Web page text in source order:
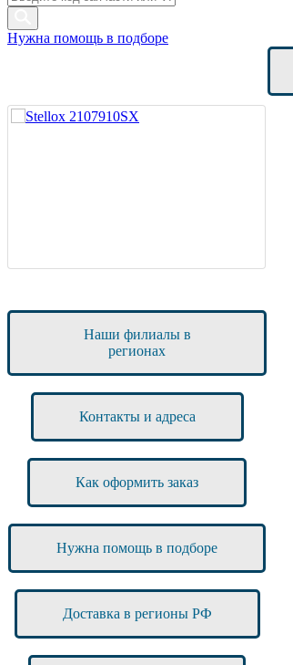
Нужна помощь в подборе
Наши филиалы в
регионах
Контакты и адреса
Как оформить заказ
Нужна помощь в подборе
Доставка в регионы РФ